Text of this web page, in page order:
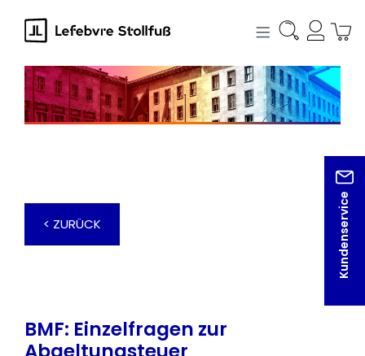
springen
Kundenservice
< ZURÜCK
BMF: Einzelfragen zur